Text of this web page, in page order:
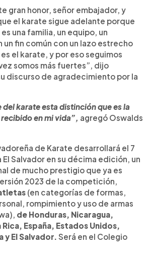
gran honor, señor embajador, y
el karate sigue adelante porque
una familia, un equipo, un
fin común con un lazo estrecho
el karate, y por eso seguimos
somos más fuertes”, dijo
discurso de agradecimiento por la
del karate esta distinción que es la
en mi vida”, agregó Oswalds
de Karate desarrollará el 7
Salvador en su décima edición, un
de mucho prestigio que ya es
2023 de la competición,
(en categorías de formas,
rompimiento y uso de armas
de Honduras, Nicaragua,
España, Estados Unidos,
y El Salvador. Será en el Colegio